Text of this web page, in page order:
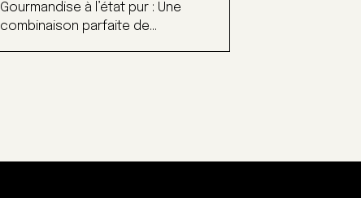
Gourmandise à l’état pur : Une
combinaison parfaite de...